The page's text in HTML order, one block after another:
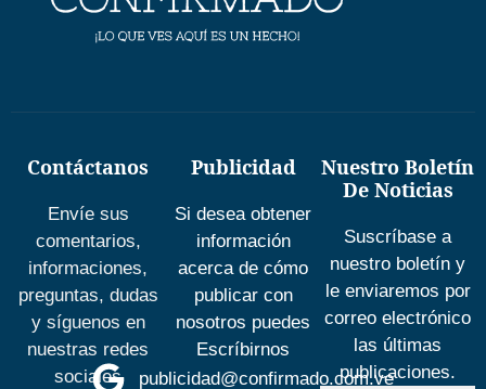
Contáctanos
Envíe sus
comentarios,
informaciones,
preguntas, dudas
y síguenos en
nuestras redes
sociales
Publicidad
Si desea obtener
información
acerca de cómo
publicar con
nosotros puedes
Escríbirnos
publicidad@confirmado.com.ve
Nuestro Boletín
De Noticias
Suscríbase a
nuestro boletín y
le enviaremos por
correo electrónico
las últimas
publicaciones.